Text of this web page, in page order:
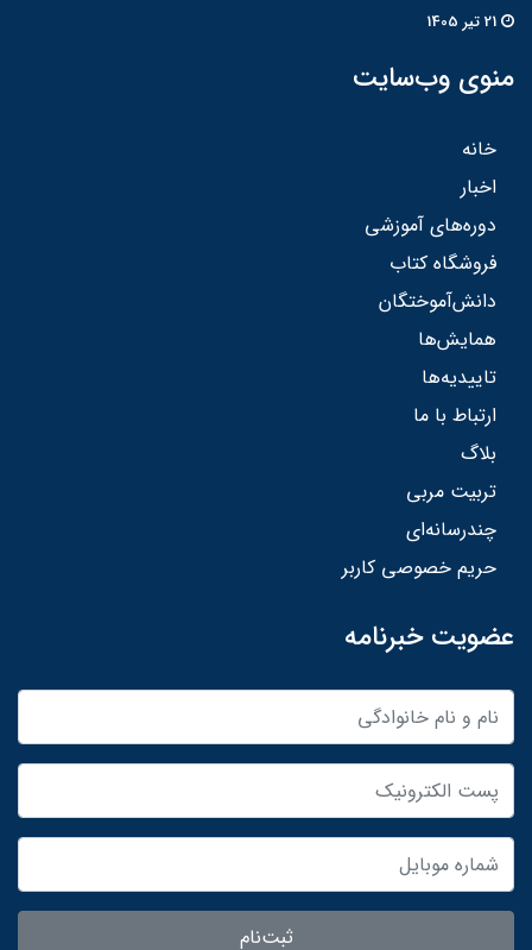
منوی وب‌سایت
خانه
اخبار
دوره‌های آموزشی
فروشگاه کتاب
دانش‌آموختگان
همایش‌ها
تاییدیه‌ها
ارتباط با ما
بلاگ
تربیت مربی
چندرسانه‌ای
حریم خصوصی کاربر
عضویت خبرنامه
ثبت‌نام